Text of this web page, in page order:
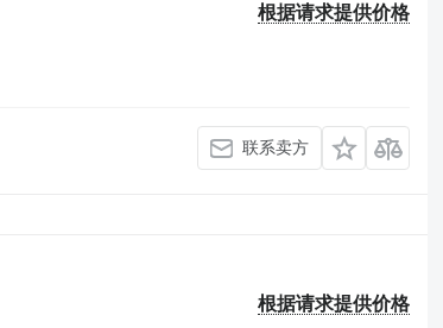
根据请求提供价格
联系卖方
根据请求提供价格